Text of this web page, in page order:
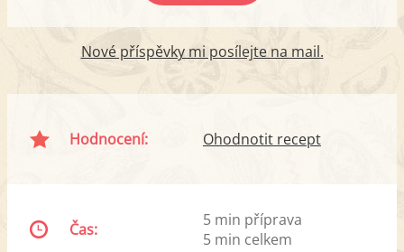
Nové příspěvky mi posílejte na mail.
Hodnocení: Ohodnotit recept
Čas:
5 min příprava
5 min celkem